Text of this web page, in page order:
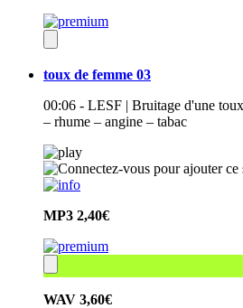
toux de femme 03
00:06 - LESF | Bruitage d'une
– rhume – angine – tabac
MP3 2,40€
WAV 3,60€